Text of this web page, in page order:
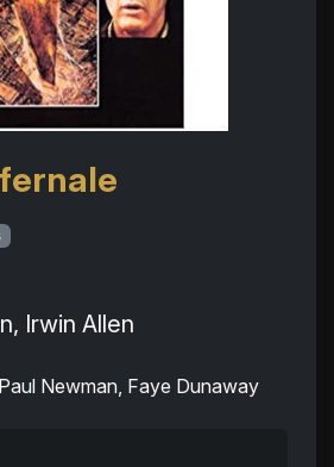
Irwin Allen
Newman, Faye Dunaway